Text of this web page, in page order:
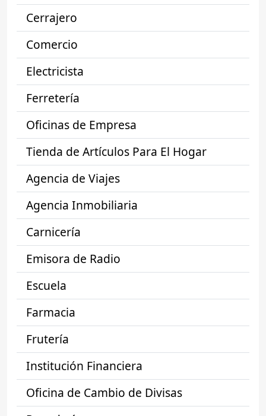
Cerrajero
Comercio
Electricista
Ferretería
Oficinas de Empresa
Tienda de Artículos Para El Hogar
Agencia de Viajes
Agencia Inmobiliaria
Carnicería
Emisora de Radio
Escuela
Farmacia
Frutería
Institución Financiera
Oficina de Cambio de Divisas